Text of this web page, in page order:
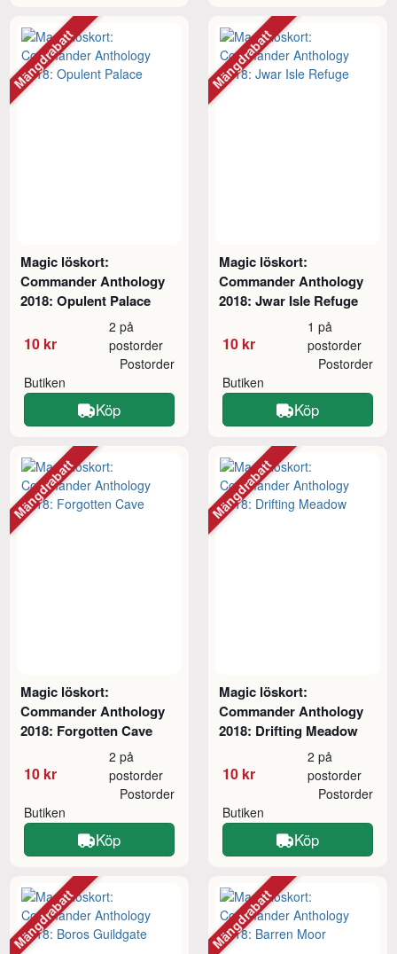
Magic löskort:
Commander Anthology
2018: Opulent Palace
10 kr
2 på
postorder
Butiken
Postorder
Köp
Mängdrabatt
Magic löskort:
Commander Anthology
2018: Jwar Isle Refuge
10 kr
1 på
postorder
Butiken
Postorder
Köp
Mängdrabatt
Magic löskort:
Commander Anthology
2018: Forgotten Cave
10 kr
2 på
postorder
Butiken
Postorder
Köp
Mängdrabatt
Magic löskort:
Commander Anthology
2018: Drifting Meadow
10 kr
2 på
postorder
Butiken
Postorder
Köp
Mängdrabatt
Mängdrabatt Mängdrabatt